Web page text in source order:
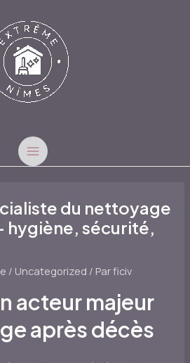
MAIN
du nettoyage
hygiène, sécurité,
/ Uncategorized / Parficiv
acteur majeur
après décès